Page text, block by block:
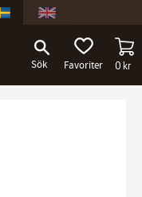
FAVORITER0kr